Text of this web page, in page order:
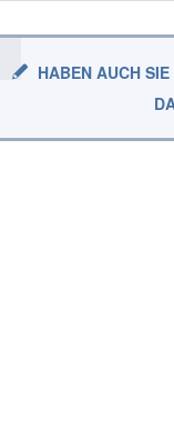
HABEN AUCH